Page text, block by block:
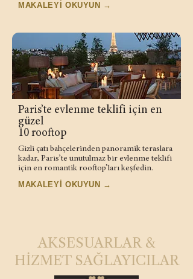
MAKALEYİ OKUYUN →
Paris’te evlenme teklifi için en
güzel
10 rooftop
Gizli çatı bahçelerinden panoramik teraslara
kadar, Paris’te unutulmaz bir evlenme teklifi
için en romantik rooftop’ları keşfedin.
MAKALEYİ OKUYUN →
AKSESUARLAR &
HİZMET SAĞLAYICILAR